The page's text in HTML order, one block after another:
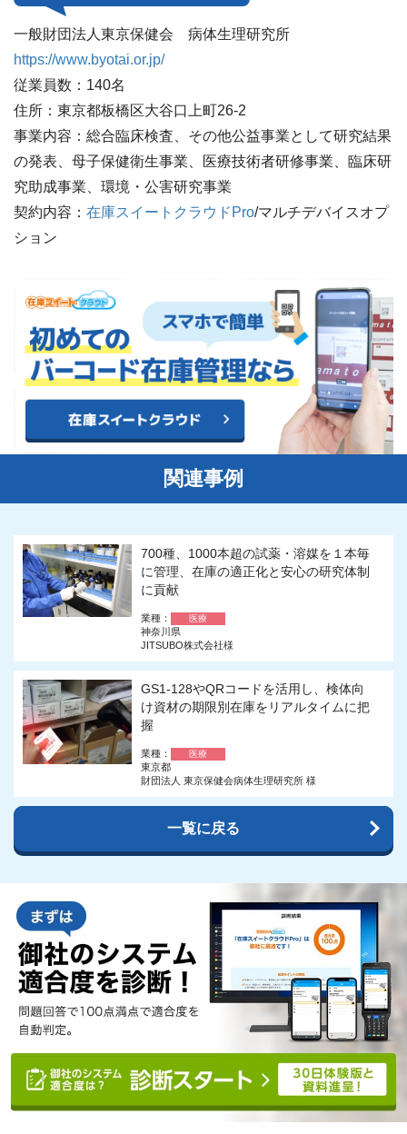
一般財団法人東京保健会 病体生理研究所
https://www.byotai.or.jp/
従業員数：140名
住所：東京都板橋区大谷口上町26-2
事業内容：総合臨床検査、その他公益事業として研究結果
の発表、母子保健衛生事業、医療技術者研修事業、臨床研
究助成事業、環境・公害研究事業
契約内容： 在庫スイートクラウドPro/マルチデバイスオプ
ション
関連事例
700種、1000本超の試薬・溶媒を１本毎
に管理、在庫の適正化と安心の研究体制
に貢献
業種： 医療
神奈川県
JITSUBO株式会社様
GS1-128やQRコードを活用し、検体向
け資材の期限別在庫をリアルタイムに把
握
業種： 医療
東京都
財団法人 東京保健会病体生理研究所 様
一覧に戻る